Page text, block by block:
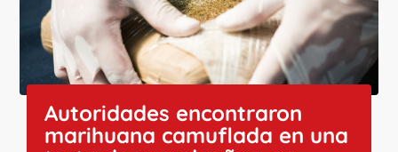
Autoridades encontraron
marihuana camuflada en una